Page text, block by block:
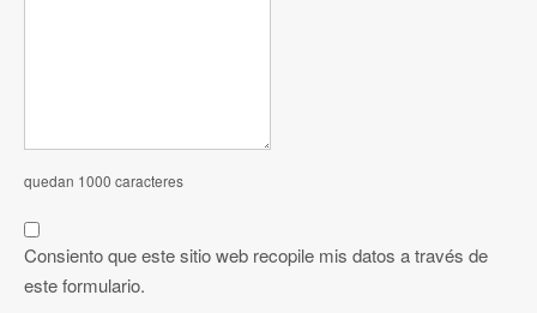
quedan 1000 caracteres
Consiento que este sitio web recopile mis datos a través de
este formulario.